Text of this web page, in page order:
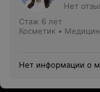
Нет
Стаж 6 лет
Косметик •
Нет информации о